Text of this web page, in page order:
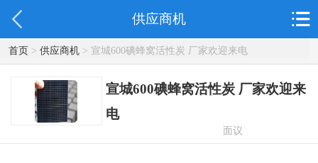
供应商机
首页> 供应商机> 宣城600碘蜂窝活性炭 厂家欢迎来电
宣城600碘蜂窝活性炭 厂家欢迎来
电
面议